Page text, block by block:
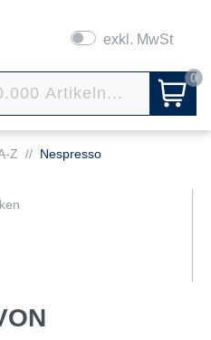
exkl. MwSt
0
Z // Nespresso